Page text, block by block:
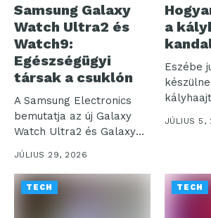
Samsung Galaxy
Watch Ultra2 és
Watch9:
Egészségügyi
társak a csuklón
A Samsung Electronics
bemutatja az új Galaxy
Watch Ultra2 és Galaxy
Watch9...
JÚLIUS 29, 2026
a
Eszébe
JÚLIUS 5,
TECH TECH